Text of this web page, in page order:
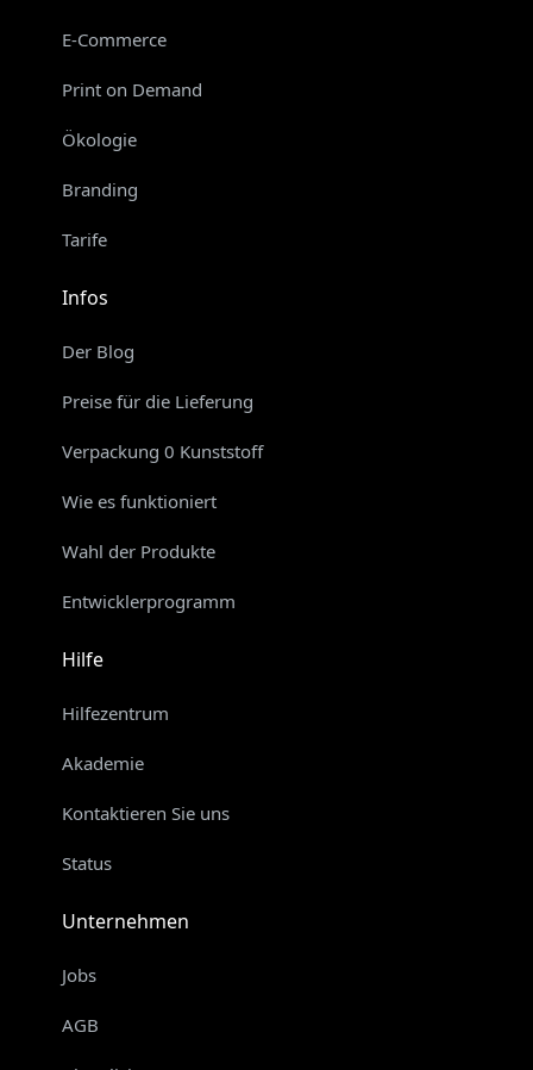
E-Commerce
Print on Demand
Ökologie
Branding
Tarife
Infos
Der Blog
Preise für die Lieferung
Verpackung 0 Kunststoff
Wie es funktioniert
Wahl der Produkte
Entwicklerprogramm
Hilfe
Hilfezentrum
Akademie
Kontaktieren Sie uns
Status
Unternehmen
Jobs
AGB